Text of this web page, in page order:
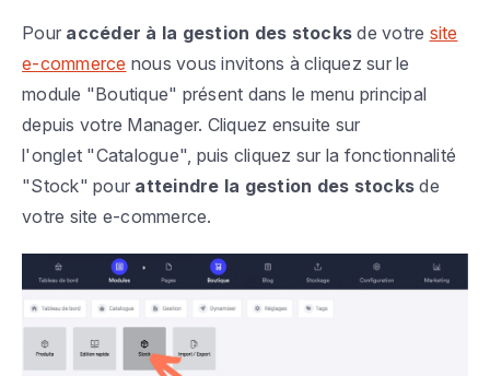
Pour accéder à la gestion des stocks de votre site
e-commerce nous vous invitons à cliquez sur le
module "Boutique" présent dans le menu principal
depuis votre Manager. Cliquez ensuite sur
l'onglet "Catalogue", puis cliquez sur la fonctionnalité
"Stock" pour atteindre la gestion des stocks de
votre site e-commerce.